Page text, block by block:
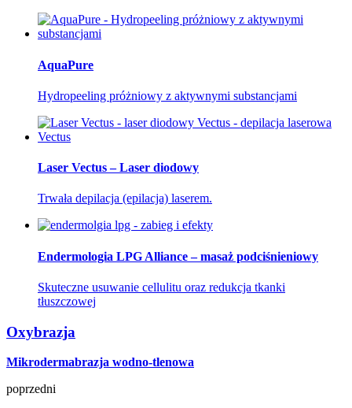
AquaPure
Hydropeeling próżniowy z aktywnymi substancjami
Laser Vectus – Laser diodowy
Trwała depilacja (epilacja) laserem.
Endermologia LPG Alliance – masaż podciśnieniowy
Skuteczne usuwanie cellulitu oraz redukcja tkanki
tłuszczowej
Oxybrazja
Mikrodermabrazja wodno-tlenowa
poprzedni